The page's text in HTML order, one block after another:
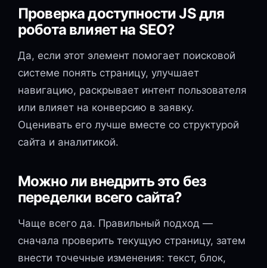
Проверка доступности JS для
робота влияет на SEO?
Да, если этот элемент помогает поисковой
системе понять страницу, улучшает
навигацию, раскрывает интент пользователя
или влияет на конверсию в заявку.
Оценивать его лучше вместе со структурой
сайта и аналитикой.
Можно ли внедрить это без
переделки всего сайта?
Чаще всего да. Правильный подход —
сначала проверить текущую страницу, затем
внести точечные изменения: текст, блок,